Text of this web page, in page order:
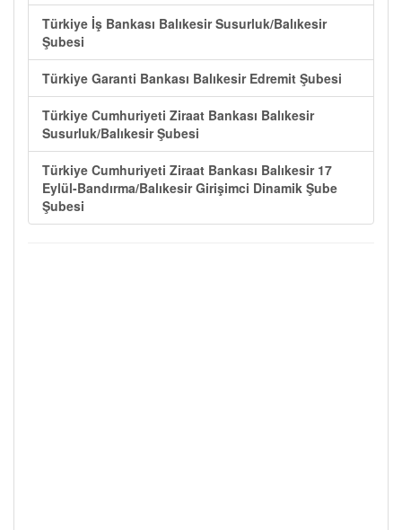
Türkiye İş Bankası Balıkesir Susurluk/Balıkesir
Şubesi
Türkiye Garanti Bankası Balıkesir Edremit Şubesi
Türkiye Cumhuriyeti Ziraat Bankası Balıkesir
Susurluk/Balıkesir Şubesi
Türkiye Cumhuriyeti Ziraat Bankası Balıkesir 17
Eylül-Bandırma/Balıkesir Girişimci Dinamik Şube
Şubesi